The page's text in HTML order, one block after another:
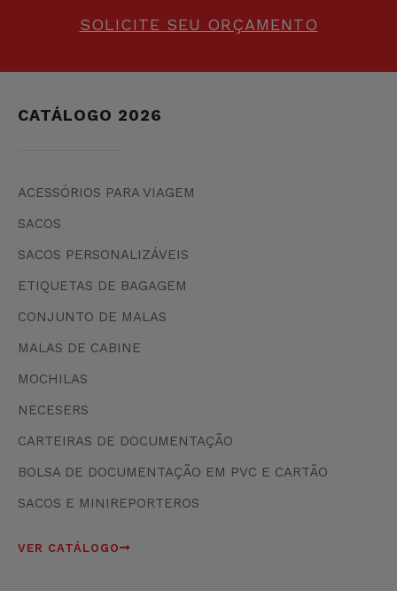
SOLICITE SEU ORÇAMENTO
CATÁLOGO 2026
ACESSÓRIOS PARA VIAGEM
SACOS
SACOS PERSONALIZÁVEIS
ETIQUETAS DE BAGAGEM
CONJUNTO DE MALAS
MALAS DE CABINE
MOCHILAS
NECESERS
CARTEIRAS DE DOCUMENTAÇÃO
BOLSA DE DOCUMENTAÇÃO EM PVC E CARTÃO
SACOS E MINIREPORTEROS
VER CATÁLOGO